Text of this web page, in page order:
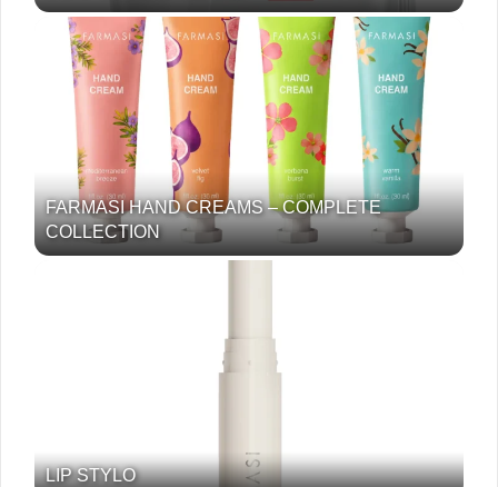
FARMASI HAND CREAMS – COMPLETE
COLLECTION
LIP STYLO